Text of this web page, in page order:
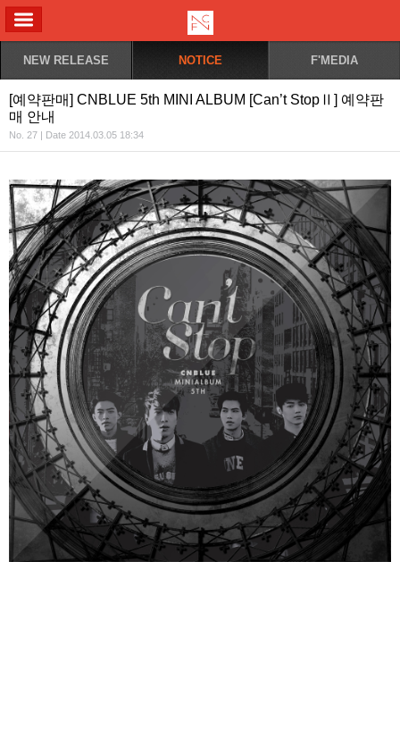
NEW RELEASE NOTICE F'MEDIA
[예약판매] CNBLUE 5th MINI ALBUM [Can’t StopⅡ] 예약판
매 안내
No. 27 | Date 2014.03.05 18:34